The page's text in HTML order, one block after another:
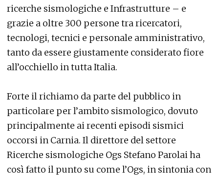
ricerche sismologiche e Infrastrutture – e
grazie a oltre 300 persone tra ricercatori,
tecnologi, tecnici e personale amministrativo,
tanto da essere giustamente considerato fiore
all’occhiello in tutta Italia.
Forte il richiamo da parte del pubblico in
particolare per l’ambito sismologico, dovuto
principalmente ai recenti episodi sismici
occorsi in Carnia. Il direttore del settore
Ricerche sismologiche Ogs Stefano Parolai ha
così fatto il punto su come l’Ogs, in sintonia con